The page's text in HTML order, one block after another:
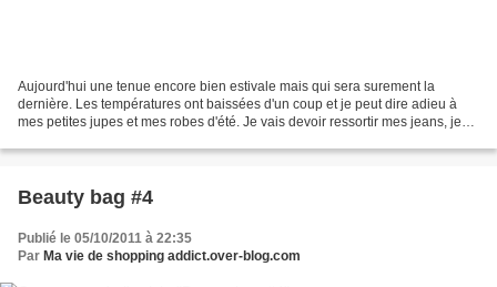
Aujourd'hui une tenue encore bien estivale mais qui sera surement la
dernière. Les températures ont baissées d'un coup et je peut dire adieu à
mes petites jupes et mes robes d'été. Je vais devoir ressortir mes jeans, je
Beauty bag #4
Publié le 05/10/2011 à 22:35
Par Ma vie de shopping addict.over-blog.com